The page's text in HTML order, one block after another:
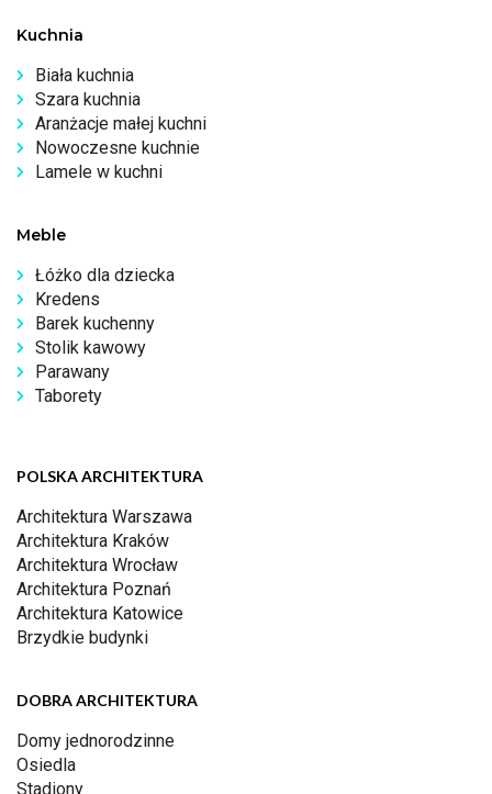
Kuchnia
Biała kuchnia
Szara kuchnia
Aranżacje małej kuchni
Nowoczesne kuchnie
Lamele w kuchni
Meble
Łóżko dla dziecka
Kredens
Barek kuchenny
Stolik kawowy
Parawany
Taborety
POLSKA ARCHITEKTURA
Architektura Warszawa
Architektura Kraków
Architektura Wrocław
Architektura Poznań
Architektura Katowice
Brzydkie budynki
DOBRA ARCHITEKTURA
Domy jednorodzinne
Osiedla
Stadiony